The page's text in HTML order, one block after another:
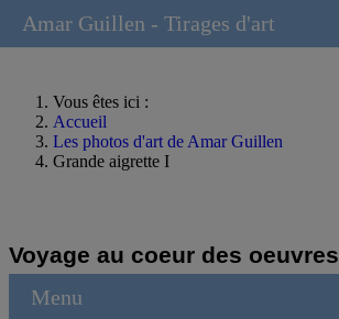
Vous êtes ici :
Accueil
Les photos d'art de Amar Guillen
Grande aigrette I
Voyage au coeur des oeuvres
Menu
Amar Guillen - Tirages d'art